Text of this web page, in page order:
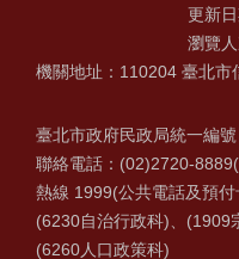
更新
瀏覽
機關地址：110204 臺北市
臺北市政府民政局統一編
聯絡電話：(02)2720-
熱線 1999(公共電話及預付
(6230自治行政科)、(1909
(6260人口政策科)